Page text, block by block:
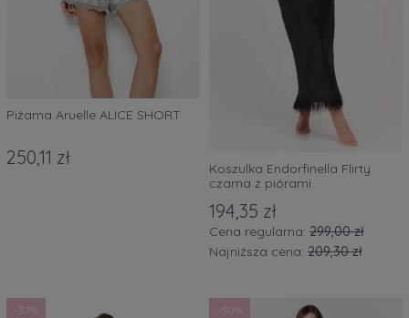
Piżama Aruelle ALICE SHORT
250,11 zł
Koszulka Endorfinella Flirty
czarna z piórami
194,35 zł
Cena regularna: 299,00 zł
Najniższa cena: 209,30 zł
-37% -30%